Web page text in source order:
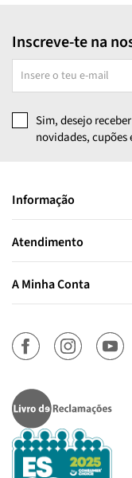
Inscreve-te na
Sim, desejo
novidades,
Informação
Atendimento
A Minha Conta